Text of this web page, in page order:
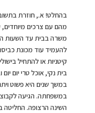
בהחלט! א., חוזרת
מהם עם צרכים
משרה בבית עד השעות
להעמיד עוד מכונת
קיטניות או להתחיל
בית נקי, אוכל טרי יום
במשך שנים היא פשוט
במשפחתה. הגיעה
השינה הרצופה. החליטה